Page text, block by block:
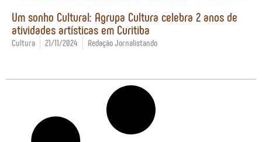
Um sonho Cultural: Agrupa Cultura celebra 2 anos de
atividades artísticas em Curitiba
Cultura 21/11/2024 Redação Jornalistando